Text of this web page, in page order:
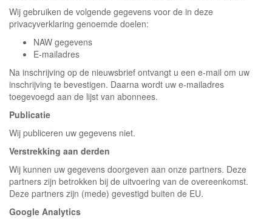
Wij gebruiken de volgende gegevens voor de in deze
privacyverklaring genoemde doelen:
NAW gegevens
E-mailadres
Na inschrijving op de nieuwsbrief ontvangt u een e-mail om uw
inschrijving te bevestigen. Daarna wordt uw e-mailadres
toegevoegd aan de lijst van abonnees.
Publicatie
Wij publiceren uw gegevens niet.
Verstrekking aan derden
Wij kunnen uw gegevens doorgeven aan onze partners. Deze
partners zijn betrokken bij de uitvoering van de overeenkomst.
Deze partners zijn (mede) gevestigd buiten de EU.
Google Analytics